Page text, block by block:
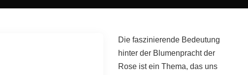
Die faszinierende Bedeutung
hinter der Blumenpracht der
Rose ist ein Thema, das uns